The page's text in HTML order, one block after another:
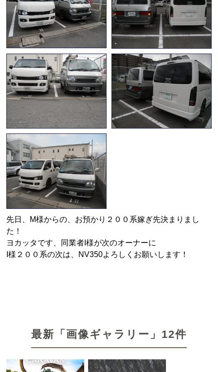
先日、M様からの、お預かり２００系嫁ぎ先決まりまし
た！
ヨカッタです、同業者I様が次のオーナーに
I様２００系の次は、NV350よろしくお願いします！
最新「画像ギャラリー」12件